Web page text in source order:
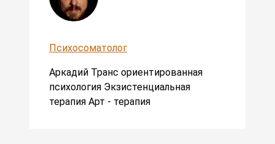
Психосоматолог
Аркадий Транс ориентированная
психология Экзистенциальная
терапия Арт - терапия